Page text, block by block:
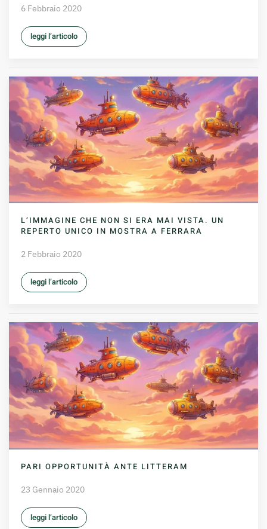
6 Febbraio 2020
leggi l’articolo
L’IMMAGINE CHE NON SI ERA MAI VISTA. UN
REPERTO UNICO IN MOSTRA A FERRARA
2 Febbraio 2020
leggi l’articolo
PARI OPPORTUNITÀ ANTE LITTERAM
23 Gennaio 2020
leggi l’articolo